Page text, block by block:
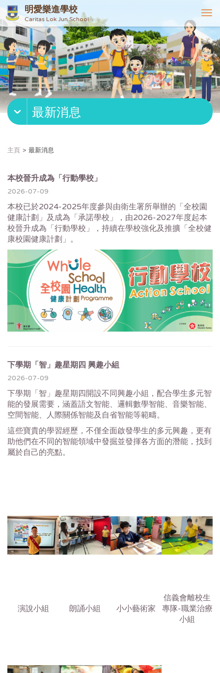
明愛樂進學校
Caritas Lok Jun School
T
o
g
g
l
e
n
v
g
最新消息
主頁 最新消息
本校晉升成為「行動學校」
2026-07-09
本校已於2024-2025年度參與由衛生署所舉辦的「全校園
健康計劃」及成為「承諾學校」，由2026-2027年度起本
校晉升成為「行動學校」，持續在學校強化及推擴「全校健
康校園健康計劃」。
下學期「智」趣星期四 興趣小組
2026-07-09
下學期「智」趣星期四開設不同興趣小組，配合學生多元智
能的發展需要，涵蓋語文智能、邏輯數學智能、音樂智能、
空間智能、人際關係智能及自省智能等範疇。
這些寶貴的學習經歷，不僅全面啟發學生的多元興趣，更有
助他們在不同的智能領域中發掘並發揮各方面的潛能，找到
屬於自己的亮點。
演說小組 朗誦小組 小小藝術家
信義會離校生
專隊-職業治療
小組